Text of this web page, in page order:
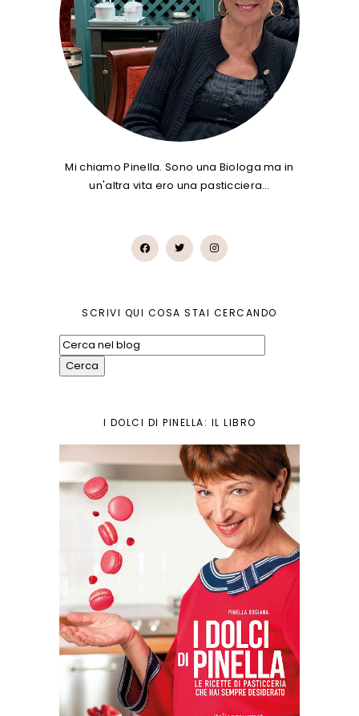
Mi chiamo Pinella. Sono una Biologa ma in
un'altra vita ero una pasticciera…
SCRIVI QUI COSA STAI CERCANDO
I DOLCI DI PINELLA: IL LIBRO